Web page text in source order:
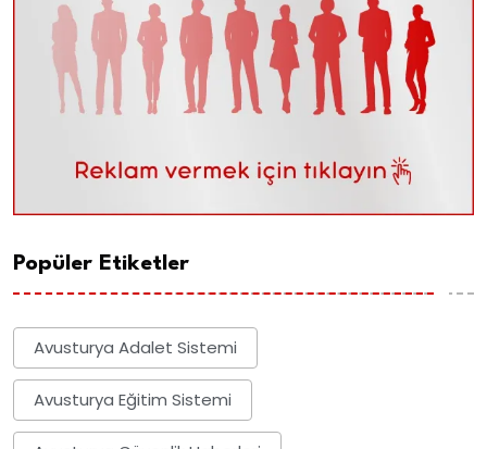
Popüler Etiketler
Avusturya Adalet Sistemi
Avusturya Eğitim Sistemi